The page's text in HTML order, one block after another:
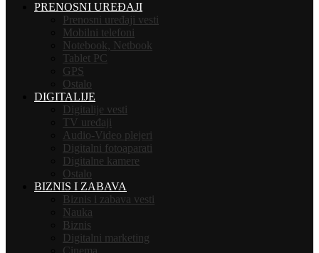
PRENOSNI UREĐAJI
Prenosni uređaji vesti
Mobilni telefoni
Notebook, Netbook
Tablet PC
GPS
Ostalo
DIGITALIJE
Digitalije vesti
TV uređaji
Audio-Video plejeri
Digitalni fotoaparati
Digitalne kamere
Ostalo
BIZNIS I ZABAVA
Biznis i zabava vesti
Nauka
Biznis
Digitalni marketing
Cinema